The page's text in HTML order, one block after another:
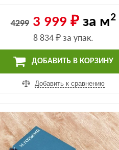
4299 3 999 ₽за м2
8 834 ₽за упак.
ДОБАВИТЬ В КОРЗИНУ
Добавить к сравнению